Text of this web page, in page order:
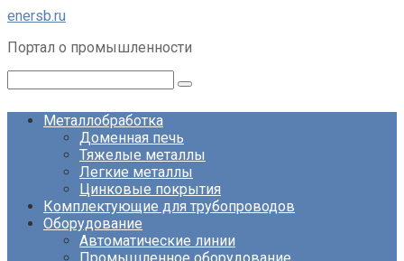
Перейти
контенту
enersb.ru
Портал о промышленности
Металлобработка
Доменная печь
Тяжелые металлы
Легкие металлы
Цинковые покрытия
Комплектующие для трубопроводов
Оборудование
Автоматические линии